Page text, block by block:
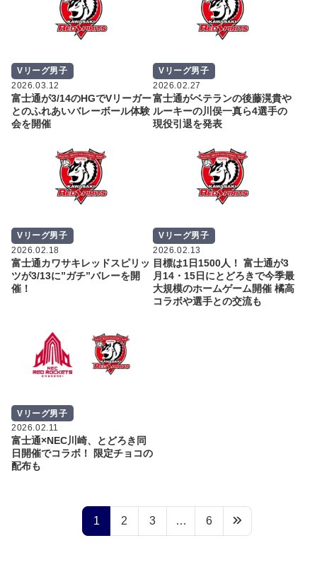
Vリーグ男子
2026.03.12
富士通が3/14のHGでVリーガー
とのふれあいバレーボール体験
会を開催
Vリーグ男子
2026.02.27
富士通がベテランの後藤滉貴や
ルーキーの川俣一真ら4選手の
現役引退を発表
Vリーグ男子
2026.02.18
富士通カワサキレッドスピリッ
ツが3/13に”ガチ”バレーを開
催！
Vリーグ男子
2026.02.13
目標は1日1500人！ 富士通が3
月14・15日にとどろきで今季最
大規模のホームゲーム開催 橘高
コラボや選手との交流も
Vリーグ男子
2026.02.11
富士通×NEC川崎、とどろき同
日開催でコラボ！ 限定チョコの
配布も
1 2 3 … 6